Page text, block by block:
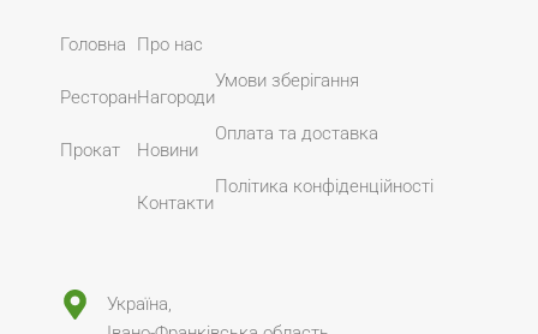
Головна
Ресторан
Прокат
Про нас
Нагороди
Новини
Контакти
Умови зберігання
Оплата та доставка
Політика конфіденційності
Україна,